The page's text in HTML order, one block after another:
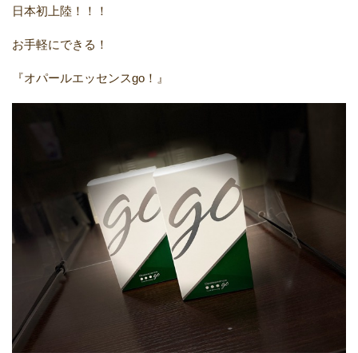
日本初上陸！！！
お手軽にできる！
『オパールエッセンスgo ！』